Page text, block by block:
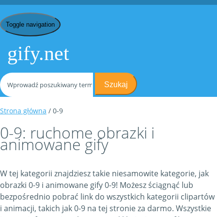
Toggle navigation
gify.net
Szukaj
Strona główna / 0-9
0-9: ruchome obrazki i
animowane gify
W tej kategorii znajdziesz takie niesamowite kategorie, jak
obrazki 0-9 i animowane gify 0-9! Możesz ściągnąć lub
bezpośrednio pobrać link do wszystkich kategorii clipartów
i animacji, takich jak 0-9 na tej stronie za darmo. Wszystkie